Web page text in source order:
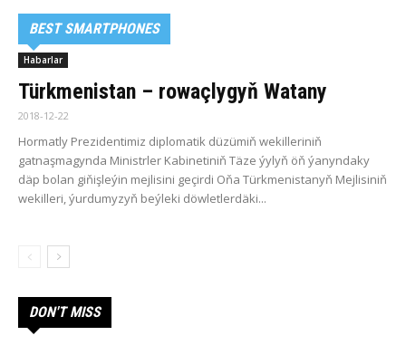
BEST SMARTPHONES
Habarlar
Türk­me­nis­tan – ro­waç­ly­gyň Wa­ta­ny
2018-12-22
Hormatly Prezidentimiz diplomatik düzümiň wekilleriniň
gatnaşmagynda Ministrler Kabinetiniň Täze ýylyň öň ýanyndaky
däp bolan giňişleýin mejlisini geçirdi Oňa Türk­me­nis­ta­nyň Mej­li­si­niň
we­kil­le­ri, ýur­du­my­zyň beý­le­ki döw­let­ler­dä­ki...
DON'T MISS